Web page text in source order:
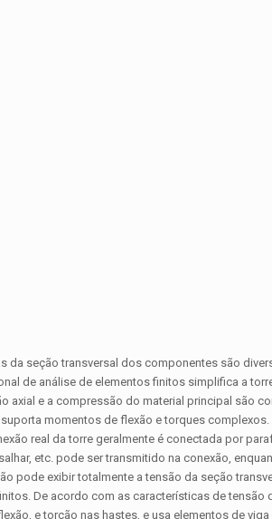
seção transversal dos componentes são
de análise de elementos finitos simplifica a
axial e a compressão do material principal são
momentos de flexão e torques complexos.
real da torre geralmente é conectada por
etc. pode ser transmitido na conexão,
pode exibir totalmente a tensão da seção
De acordo com as características de tensão
e torção nas hastes, e usa elementos de viga